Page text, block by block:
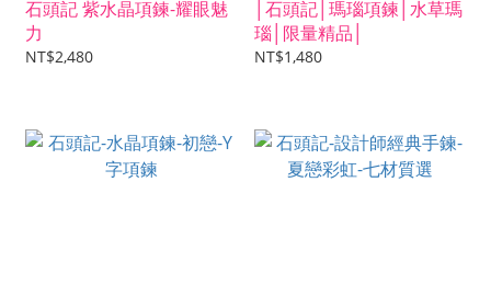
石頭記 紫水晶項鍊-耀眼魅
力
NT$2,480
│石頭記│瑪瑙項鍊│水草瑪
瑙│限量精品│
NT$1,480